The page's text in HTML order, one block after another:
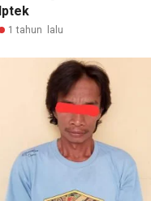
Iptek
1 tahun lalu